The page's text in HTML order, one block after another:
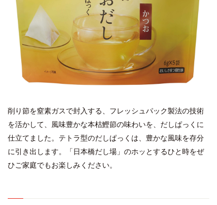
English
プライバシーポリシー
サイトポリシー
削り節を窒素ガスで封入する、フレッシュパック製法の技術
を活かして、風味豊かな本枯鰹節の味わいを、だしぱっくに
仕立てました。テトラ型のだしぱっくは、豊かな風味を存分
に引き出します。「日本橋だし場」のホッとするひと時をぜ
ひご家庭でもお楽しみください。